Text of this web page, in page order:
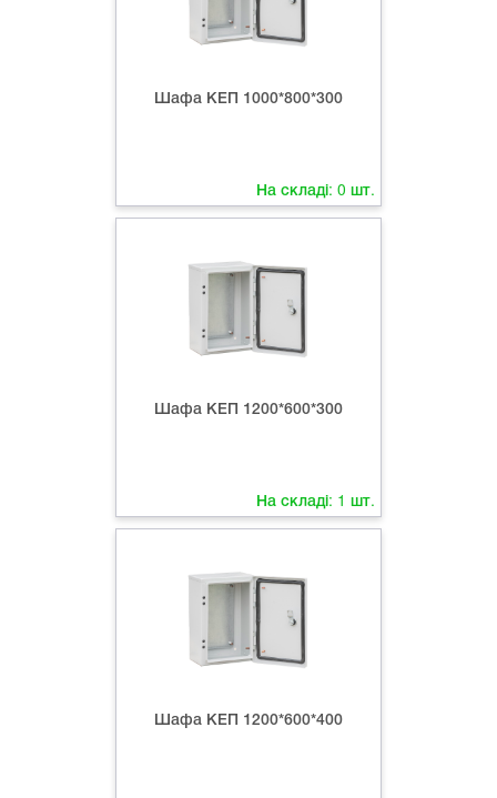
Шафа КЕП 1000*800*300
На складі: 0 шт.
Шафа КЕП 1200*600*300
На складі: 1 шт.
Шафа КЕП 1200*600*400